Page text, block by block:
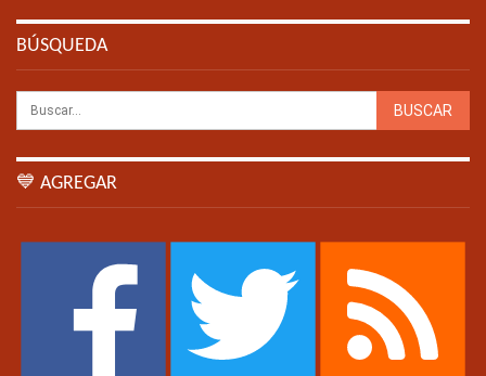
BÚSQUEDA
💙 AGREGAR